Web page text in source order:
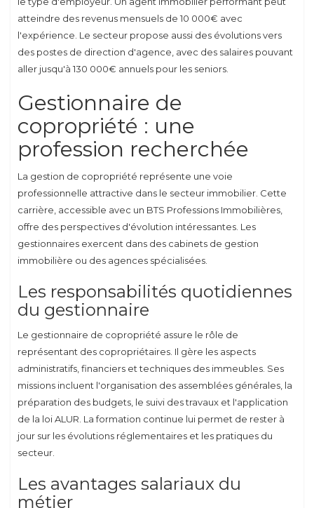
atteindre des revenus mensuels de 10 000€ avec
l'expérience. Le secteur propose aussi des évolutions vers
des postes de direction d'agence, avec des salaires pouvant
aller jusqu'à 130 000€ annuels pour les seniors.
Gestionnaire de
copropriété : une
profession recherchée
La gestion de copropriété représente une voie
professionnelle attractive dans le secteur immobilier. Cette
carrière, accessible avec un BTS Professions Immobilières,
offre des perspectives d'évolution intéressantes. Les
gestionnaires exercent dans des cabinets de gestion
immobilière ou des agences spécialisées.
Les responsabilités quotidiennes
du gestionnaire
Le gestionnaire de copropriété assure le rôle de
représentant des copropriétaires. Il gère les aspects
administratifs, financiers et techniques des immeubles. Ses
missions incluent l'organisation des assemblées générales, la
préparation des budgets, le suivi des travaux et l'application
de la loi ALUR. La formation continue lui permet de rester à
jour sur les évolutions réglementaires et les pratiques du
secteur.
Les avantages salariaux du
métier